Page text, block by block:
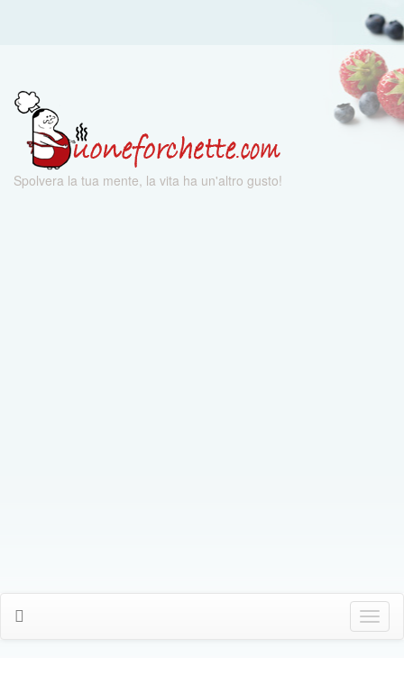
Spolvera la tua mente, la vita ha un'altro gusto!
Click
Me